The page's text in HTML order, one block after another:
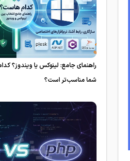
راهنمای جامع: لینوکس یا ویندوز؟
شما مناسب‌تر است؟